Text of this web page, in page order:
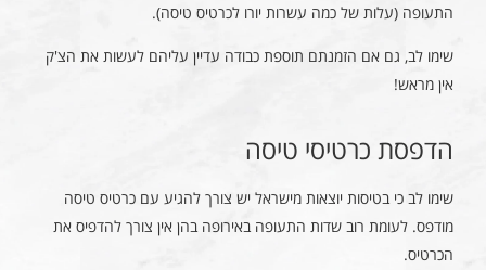
התעופה (עלות של כמה עשרות יורו לכרטיס טיסה).
שימו לב, גם אם הזמנתם תוספת כבודה עדיין עליהם לעשות את הצ'ק
אין מראש!
הדפסת כרטיסי טיסה
שימו לב כי בטיסות יוצאות מישראל יש צורך להגיע עם כרטיס טיסה
מודפס. לעומת רוב שדות התעופה באירופה בהן אין צורך להדפיס את
הכרטיס.